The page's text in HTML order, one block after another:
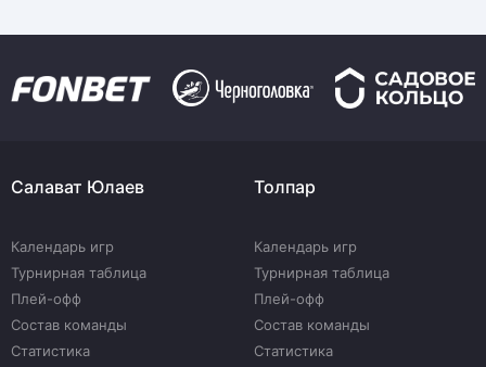
Салават Юлаев
Календарь игр
Турнирная таблица
Плей-офф
Состав команды
Статистика
Толпар
Календарь игр
Турнирная таблица
Плей-офф
Состав команды
Статистика